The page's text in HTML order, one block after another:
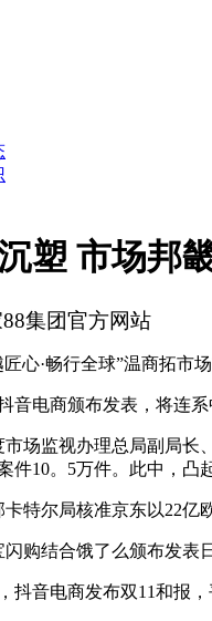
塑 市场邦
集团官方网站
·畅行全球”温商拓市场
电商颁布发表，将连系
监视办理总局副局长、
件10。5万件。此中，凸
尔局核准京东以22亿欧
结合饿了么颁布发表日
音电商发布双11和报，